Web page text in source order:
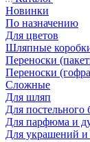
Новинки
По назначению
Для цветов
Шляпные
Переноски
Переноски
Сложные
Для шляп
Для постельного
Для парфюма и
Для украшений